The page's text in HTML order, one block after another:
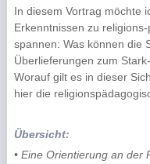
In diesem Vortrag möchte
Erkenntnissen zu
spannen: Was können die
Überlieferungen zum
Worauf gilt es in dieser
hier die
Übersicht:
• Eine Orientierung an der